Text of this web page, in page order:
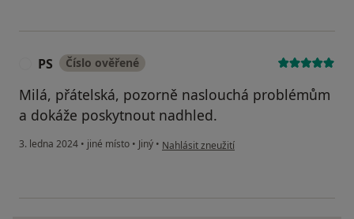
PS Číslo ověřené
Milá, přátelská, pozorně naslouchá problémům
a dokáže poskytnout nadhled.
3. ledna 2024 • jiné místo • Jiný • podle názoru uživatele PS
Nahlásit zneužití